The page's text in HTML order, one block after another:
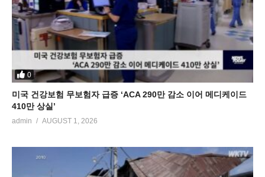
0
미국 건강보험 무보험자 급증 ‘ACA 290만 감소 이어 메디케이드
410만 상실’
admin AUGUST 1, 2026